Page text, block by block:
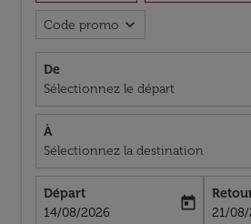
Code promo expand_more
De
Sélectionnez le départ
À
Sélectionnez la destination
Départ
fc-booking-departure-date-aria-
14/08/2026
today
fc-
21/